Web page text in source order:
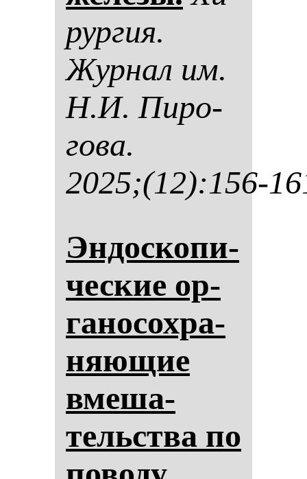
рур­гия.
Жур­нал им.
Н.И. Пи­ро­
го­ва.
2025;(12):156-
Эн­дос­ко­пи­
чес­кие ор­
га­но­сох­ра­
ня­ющие
вме­ша­
тельства по